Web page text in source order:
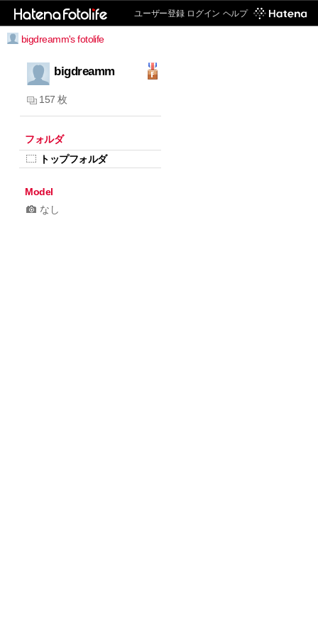
ユーザー登録 ログイン ヘルプ
bigdreamm's fotolife
bigdreamm
157 枚
フォルダ
トップフォルダ
Model
なし